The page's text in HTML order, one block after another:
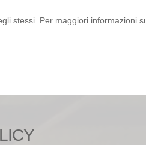
stessi. Per maggiori informazioni